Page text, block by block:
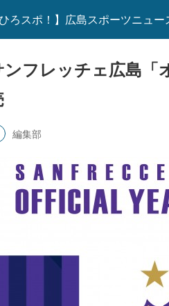
ひろスポ！】広島スポーツニュ
ンフレッチェ広島「
編集部